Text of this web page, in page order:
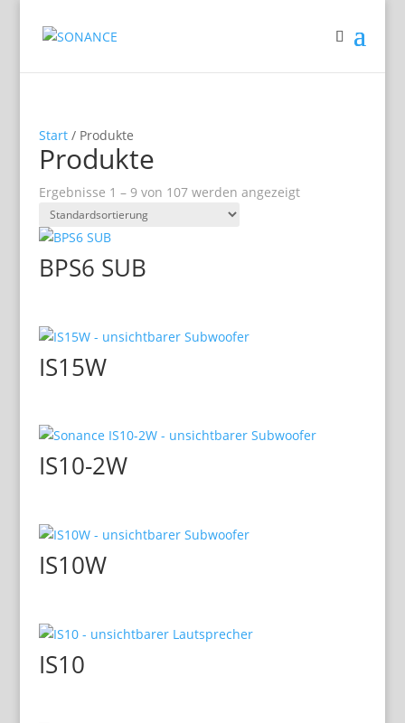
Start/ Produkte
Produkte
Ergebnisse 1 – 9 von 107 werden angezeigt
BPS6 SUB
IS15W
IS10-2W
IS10W
IS10